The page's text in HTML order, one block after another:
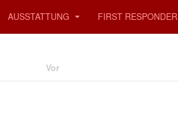
AUSSTATTUNG FIRST RESPONDER
Vor